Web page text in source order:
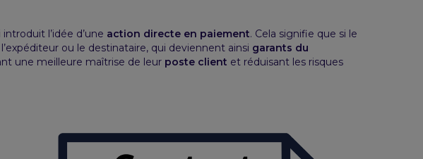
introduit l’idée d’une action directe en paiement. Cela signifie que si le
ou le destinataire, qui deviennent ainsi garants du
une meilleure maîtrise de leur poste client et réduisant les risques